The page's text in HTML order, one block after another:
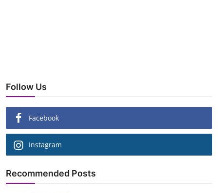
Follow Us
Facebook
Instagram
Recommended Posts